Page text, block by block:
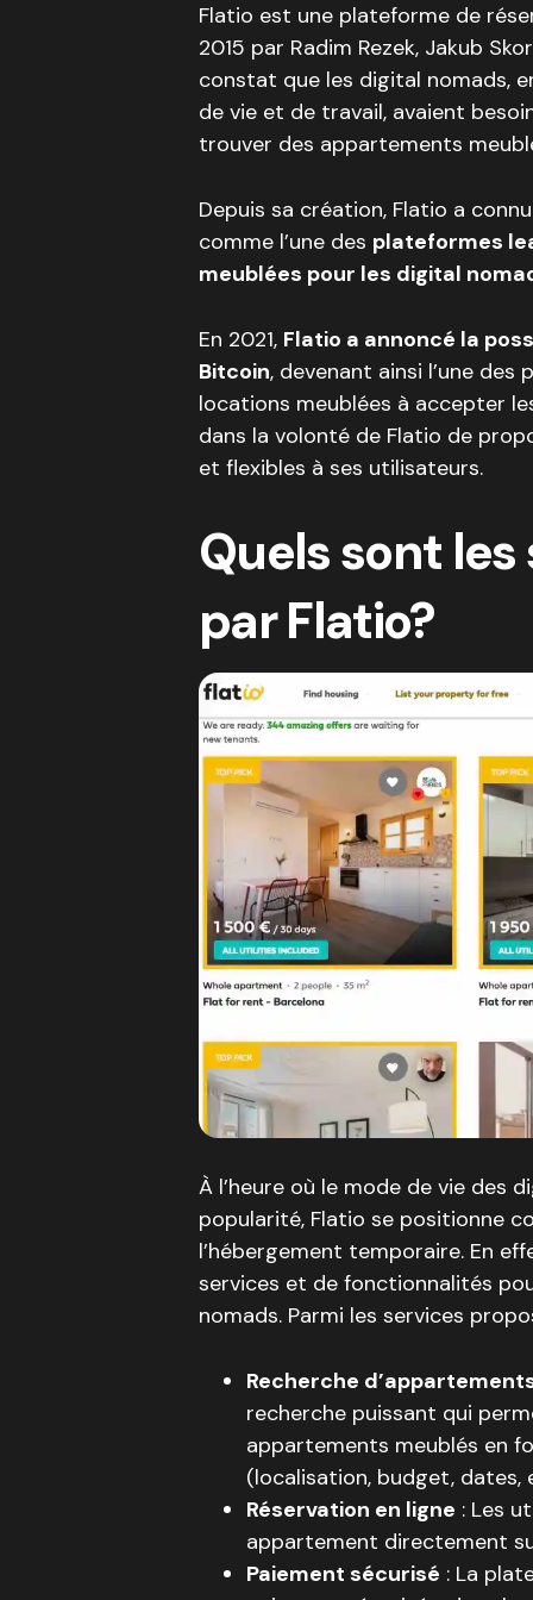
Flatio est une plateforme de
2015 par Radim Rezek, Jakub
constat que les digital nomads,
de vie et de travail, avaient
trouver des appartements
Depuis sa création, Flatio a
comme l’une des plateformes
meublées pour les digital
En 2021, Flatio a annoncé la
Bitcoin, devenant ainsi l’une
locations meublées à accepter
dans la volonté de Flatio de
et flexibles à ses utilisateurs.
Quels sont
par Flatio?
À l’heure où le mode de vie des
popularité, Flatio se positionne
l’hébergement temporaire. En
services et de fonctionnalités
nomads. Parmi les services
Recherche
recherche puissant qui
appartements meublés en
(localisation, budget, dates,
Réservation en ligne : Les
appartement directement
Paiement sécurisé : La